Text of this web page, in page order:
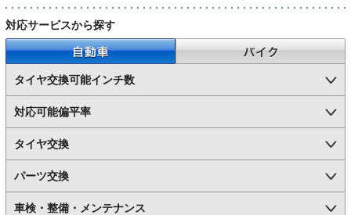
対応サービスから探す
自動車
タイヤ交換可能インチ数
対応可能偏平率
タイヤ交換
パーツ交換
車検・整備・メンテナンス